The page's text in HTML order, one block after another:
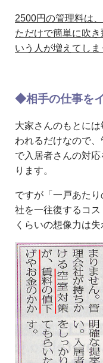
2500円の管理料は
ただけで簡単に吹
いう人が増えてし
◆相手の仕事を
大家さんのもとに
われるだけなので
で入居者さんの対
ります。
ですが「一戸あた
社を一往復するコ
くらいの想像力は